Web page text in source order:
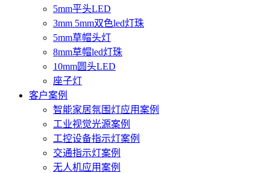
5mm平头LED
3mm 5mm双色led灯珠
5mm草帽头灯
8mm草帽led灯珠
10mm圆头LED
座子灯
客户案例
智能家居氛围灯应用案例
工业视觉光源案例
工控设备指示灯案例
交通指示灯案例
无人机应用案例